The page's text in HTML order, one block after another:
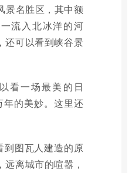
景名胜区，其中额
流入北冰洋的河
还可以看到峡谷景
看一场最美的日
的美妙。这里还
到图瓦人建造的原
离城市的喧嚣，